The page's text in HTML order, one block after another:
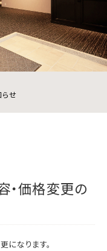
よくあるご質問
ライバシーポリシー
せ
価格変更の
になります。